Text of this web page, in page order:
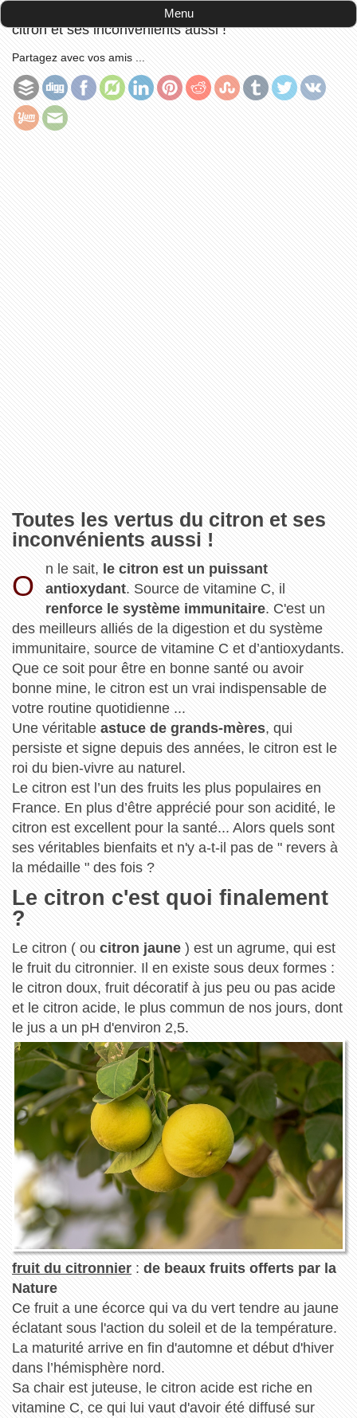
Santé / Bien être-Toutes les vertus du
citron et ses inconvénients aussi !
Partagez avec vos amis ...
Toutes les vertus du citron et ses
inconvénients aussi !
O
n le sait, le citron est un puissant
antioxydant. Source de vitamine C, il
renforce ​​le système immunitaire. C'est un
des meilleurs alliés de la digestion et du système
immunitaire, source de vitamine C et d’antioxydants.
Que ce soit pour être en bonne santé ou avoir
bonne mine, le citron est un vrai indispensable de
votre routine quotidienne ...
Une véritable astuce de grands-mères, qui
persiste et signe depuis des années, le citron est le
roi du bien-vivre au naturel.
Le citron est l’un des fruits les plus populaires en
France. En plus d’être apprécié pour son acidité, le
citron est excellent pour la santé... Alors quels sont
ses véritables bienfaits et n'y a-t-il pas de " revers à
la médaille " des fois ?
Le citron c'est quoi finalement
?
Le citron ( ou citron jaune) est un agrume, qui est
le fruit du citronnier. Il en existe sous deux formes :
le citron doux, fruit décoratif à jus peu ou pas acide
et le citron acide, le plus commun de nos jours, dont
le jus a un pH d'environ 2,5.
fruit du citronnier: de beaux fruits offerts par la
Nature
Ce fruit a une écorce qui va du vert tendre au jaune
éclatant sous l'action du soleil et de la température.
La maturité arrive en fin d'automne et début d'hiver
dans l’hémisphère nord.
Sa chair est juteuse, le citron acide est riche en
vitamine C, ce qui lui vaut d'avoir été diffusé sur
Menu